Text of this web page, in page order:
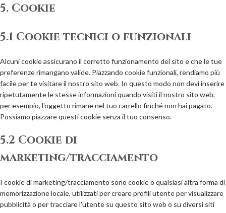
5. Cookie
5.1 Cookie tecnici o funzionali
Alcuni cookie assicurano il corretto funzionamento del sito e che le tue
preferenze rimangano valide. Piazzando cookie funzionali, rendiamo più
facile per te visitare il nostro sito web. In questo modo non devi inserire
ripetutamente le stesse informazioni quando visiti il nostro sito web,
per esempio, l'oggetto rimane nel tuo carrello finché non hai pagato.
Possiamo piazzare questi cookie senza il tuo consenso.
5.2 Cookie di
marketing/tracciamento
I cookie di marketing/tracciamento sono cookie o qualsiasi altra forma di
memorizzazione locale, utilizzati per creare profili utente per visualizzare
pubblicità o per tracciare l'utente su questo sito web o su diversi siti